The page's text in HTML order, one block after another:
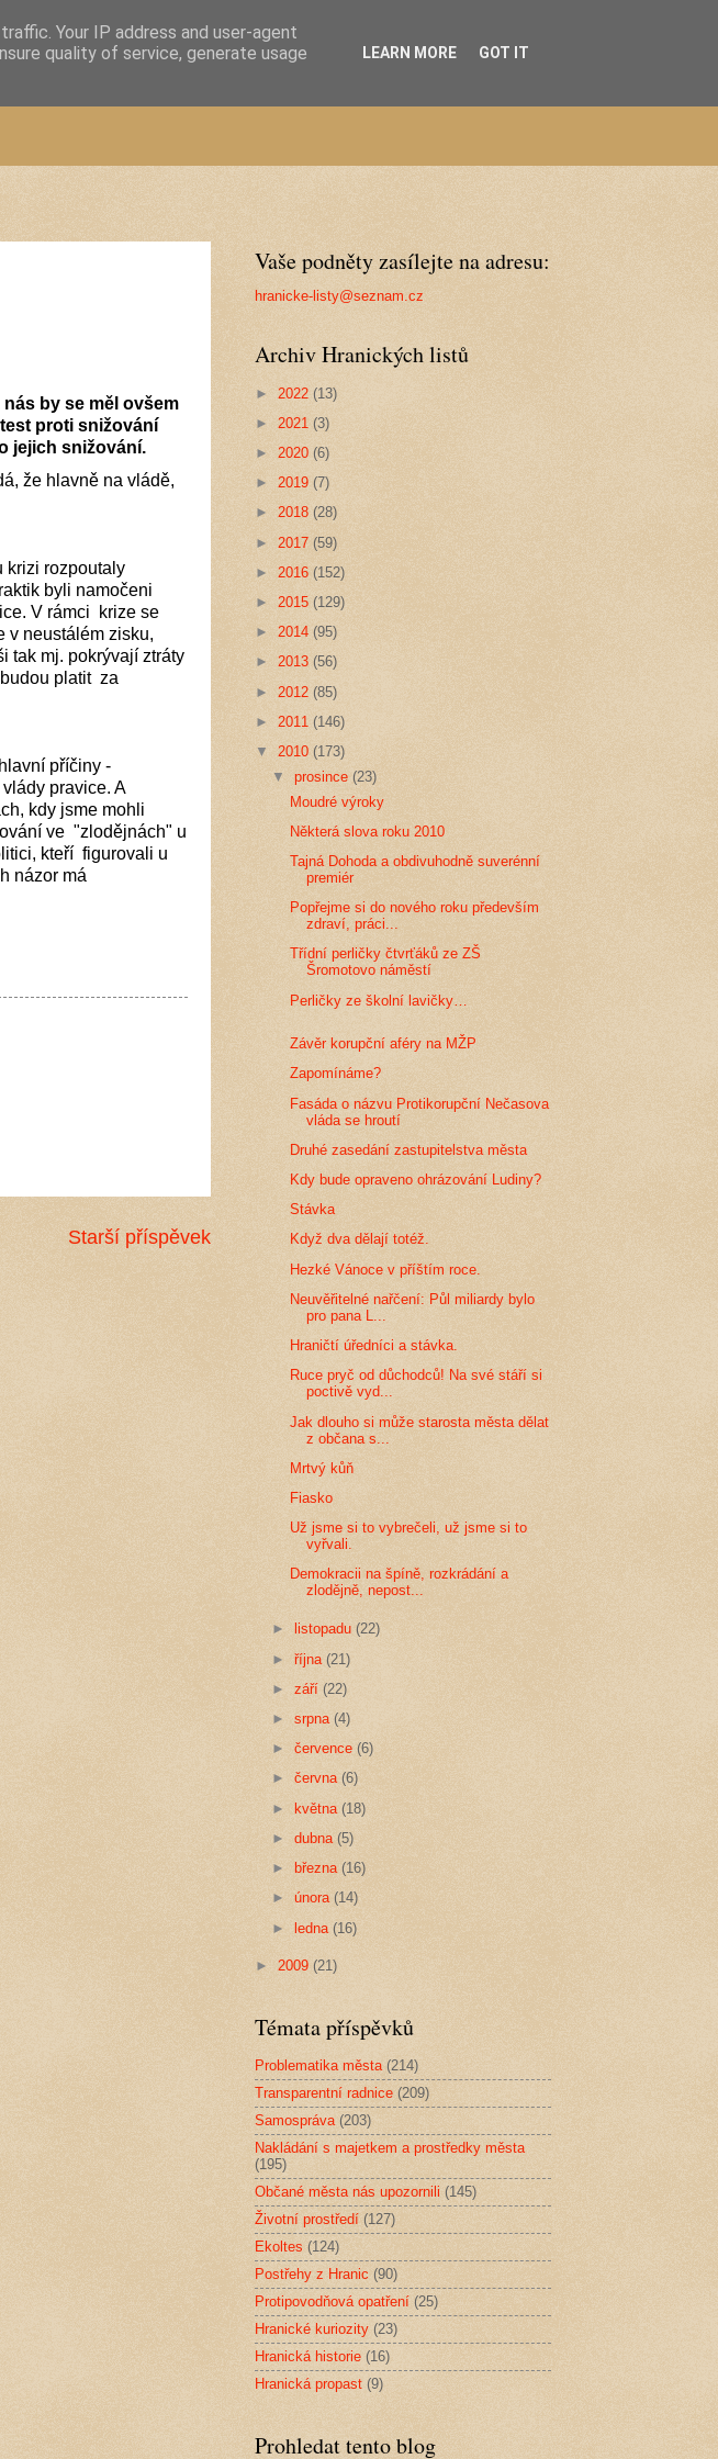
by se měl ovšem
proti snižování
jejich snižování.
že hlavně na vládě,
krizi rozpoutaly
byli namočeni
V rámci krize se
v neustálém zisku,
tak mj. pokrývají ztráty
platit za
příčiny -
pravice. A
kdy jsme mohli
ve "zlodějnách" u
kteří figurovali u
názor má
Starší příspěvek
Vaše podněty zasílejte na adresu:
hranicke-listy@seznam.cz
Archiv Hranických listů
► 2022 (13)
► 2021 (3)
► 2020 (6)
► 2019 (7)
► 2018 (28)
► 2017 (59)
► 2016 (152)
► 2015 (129)
► 2014 (95)
► 2013 (56)
► 2012 (85)
► 2011 (146)
▼ 2010 (173)
▼prosince (23)
Moudré výroky
Některá slova roku 2010
Tajná Dohoda a obdivuhodně suverénní
premiér
Popřejme si do nového roku především
zdraví, práci...
Třídní perličky čtvrťáků ze ZŠ
Šromotovo náměstí
Perličky ze školní lavičky…
Závěr korupční aféry na MŽP
Zapomínáme?
Fasáda o názvu Protikorupční Nečasova
vláda se hroutí
Druhé zasedání zastupitelstva města
Kdy bude opraveno ohrázování Ludiny?
Stávka
Když dva dělají totéž.
Hezké Vánoce v příštím roce.
Neuvěřitelné nařčení: Půl miliardy bylo
pro pana L...
Hraničtí úředníci a stávka.
Ruce pryč od důchodců! Na své stáří si
poctivě vyd...
Jak dlouho si může starosta města dělat
z občana s...
Mrtvý kůň
Fiasko
Už jsme si to vybrečeli, už jsme si to
vyřvali.
Demokracii na špíně, rozkrádání a
zlodějně, nepost...
► listopadu(22)
►října(21)
►září(22)
►srpna (4)
►července(6)
►června(6)
► května(18)
►dubna(5)
►
března(16)
►února (14)
►ledna(16)
► 2009 (21)
Témata příspěvků
Problematika města (214)
Transparentní radnice (209)
Samospráva (203)
Nakládání s majetkem a prostředky města
(195)
Občané města nás upozornili (145)
Životní prostředí (127)
Ekoltes (124)
Postřehy z Hranic (90)
Protipovodňová opatření (25)
Hranické kuriozity (23)
Hranická historie (16)
Hranická propast (9)
Prohledat tento blog
Your IP address and user-agent
quality of service, generate usage
LEARN MORE GOT IT